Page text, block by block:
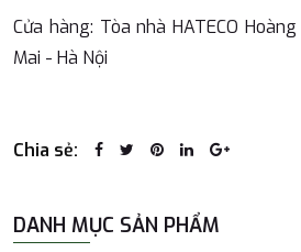
️Cửa hàng: Tòa nhà HATECO
Mai - Hà Nội
Chia sẻ:
DANH MỤC SẢN PHẨM